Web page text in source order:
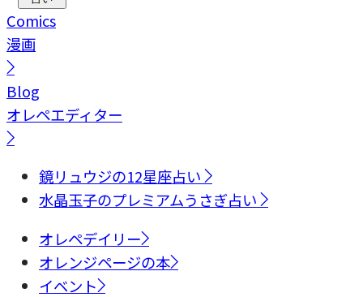
Comics
漫画
Blog
オレペエディター
鏡リュウジの12星座占い
水晶玉子のプレミアムうさぎ占い
オレペデイリー
オレンジページの本
イベント